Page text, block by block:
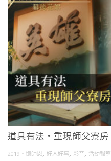
道具有法・重現師父寮房
2019・憶師恩, 好人好事, 影音, 活動報導